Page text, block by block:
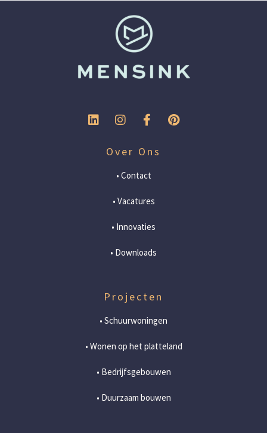
Over Ons
• Contact
• Vacatures
• Innovaties
• Downloads
Projecten
• Schuurwoningen
• Wonen op het platteland
• Bedrijfsgebouwen
• Duurzaam bouwen